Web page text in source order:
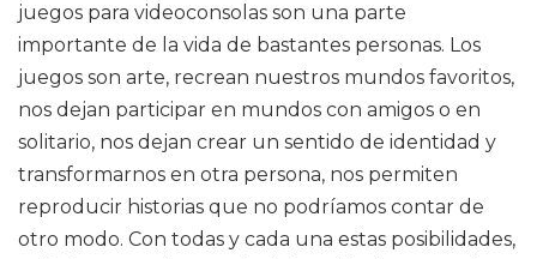
juegos para videoconsolas son una parte
importante de la vida de bastantes personas. Los
juegos son arte, recrean nuestros mundos favoritos,
nos dejan participar en mundos con amigos o en
solitario, nos dejan crear un sentido de identidad y
transformarnos en otra persona, nos permiten
reproducir historias que no podríamos contar de
otro modo. Con todas y cada una estas posibilidades,